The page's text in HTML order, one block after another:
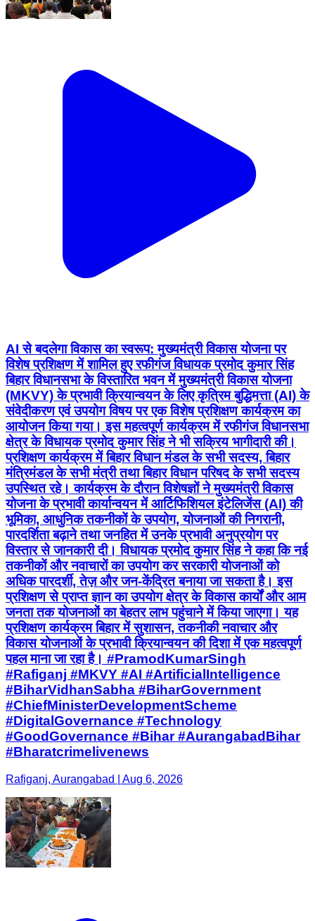
AI से बदलेगा विकास का स्वरूप: मुख्यमंत्री विकास योजना पर
विशेष प्रशिक्षण में शामिल हुए रफीगंज विधायक प्रमोद कुमार सिंह
बिहार विधानसभा के विस्तारित भवन में मुख्यमंत्री विकास योजना
(MKVY) के प्रभावी क्रियान्वयन के लिए कृत्रिम बुद्धिमत्ता (AI) के
संवेदीकरण एवं उपयोग विषय पर एक विशेष प्रशिक्षण कार्यक्रम का
आयोजन किया गया। इस महत्वपूर्ण कार्यक्रम में रफीगंज विधानसभा
क्षेत्र के विधायक प्रमोद कुमार सिंह ने भी सक्रिय भागीदारी की।
प्रशिक्षण कार्यक्रम में बिहार विधान मंडल के सभी सदस्य, बिहार
मंत्रिमंडल के सभी मंत्री तथा बिहार विधान परिषद के सभी सदस्य
उपस्थित रहे। कार्यक्रम के दौरान विशेषज्ञों ने मुख्यमंत्री विकास
योजना के प्रभावी कार्यान्वयन में आर्टिफिशियल इंटेलिजेंस (AI) की
भूमिका, आधुनिक तकनीकों के उपयोग, योजनाओं की निगरानी,
पारदर्शिता बढ़ाने तथा जनहित में उनके प्रभावी अनुप्रयोग पर
विस्तार से जानकारी दी। विधायक प्रमोद कुमार सिंह ने कहा कि नई
तकनीकों और नवाचारों का उपयोग कर सरकारी योजनाओं को
अधिक पारदर्शी, तेज़ और जन-केंद्रित बनाया जा सकता है। इस
प्रशिक्षण से प्राप्त ज्ञान का उपयोग क्षेत्र के विकास कार्यों और आम
जनता तक योजनाओं का बेहतर लाभ पहुंचाने में किया जाएगा। यह
प्रशिक्षण कार्यक्रम बिहार में सुशासन, तकनीकी नवाचार और
विकास योजनाओं के प्रभावी क्रियान्वयन की दिशा में एक महत्वपूर्ण
पहल माना जा रहा है। #PramodKumarSingh
#Rafiganj #MKVY #AI #ArtificialIntelligence
#BiharVidhanSabha #BiharGovernment
#ChiefMinisterDevelopmentScheme
#DigitalGovernance #Technology
#GoodGovernance #Bihar #AurangabadBihar
#Bharatcrimelivenews
Rafiganj, Aurangabad | Aug 6, 2026